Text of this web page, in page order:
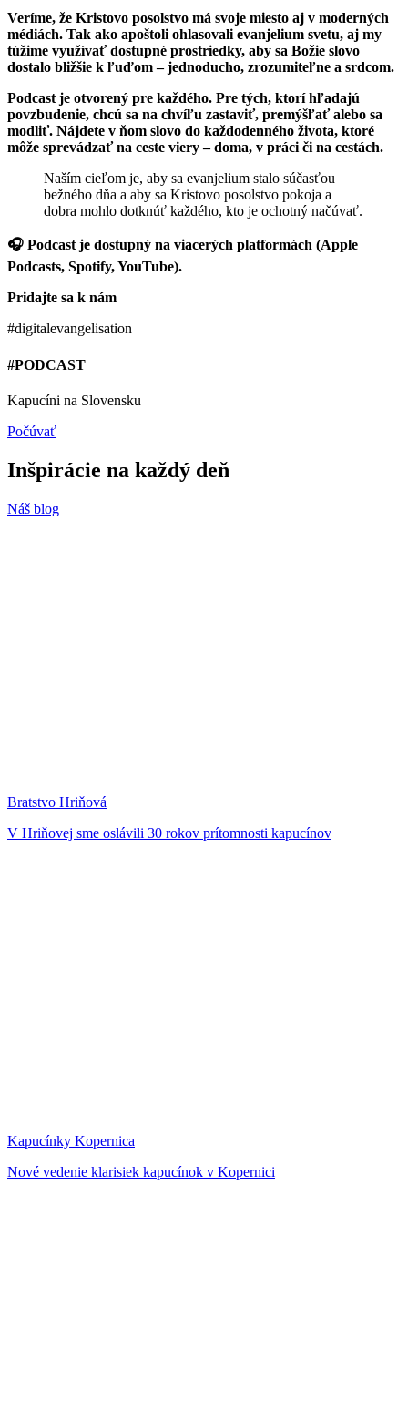
Veríme, že Kristovo posolstvo má svoje miesto aj v moderných
médiách. Tak ako apoštoli ohlasovali evanjelium svetu, aj my
túžime využívať dostupné prostriedky, aby sa Božie slovo
dostalo bližšie k ľuďom – jednoducho, zrozumiteľne a srdcom.
Podcast je otvorený pre každého. Pre tých, ktorí hľadajú
povzbudenie, chcú sa na chvíľu zastaviť, premýšľať alebo sa
modliť. Nájdete v ňom slovo do každodenného života, ktoré
môže sprevádzať na ceste viery – doma, v práci či na cestách.
Naším cieľom je, aby sa evanjelium stalo súčasťou
bežného dňa a aby sa Kristovo posolstvo pokoja a
dobra mohlo dotknúť každého, kto je ochotný načúvať.
🎧 Podcast je dostupný na viacerých platformách (Apple
Podcasts, Spotify, YouTube).
Pridajte sa k nám
#digitalevangelisation
#PODCAST
Kapucíni na Slovensku
Počúvať
Inšpirácie na každý deň
Náš blog
Bratstvo Hriňová
V Hriňovej sme oslávili 30 rokov prítomnosti kapucínov
Kapucínky Kopernica
Nové vedenie klarisiek kapucínok v Kopernici